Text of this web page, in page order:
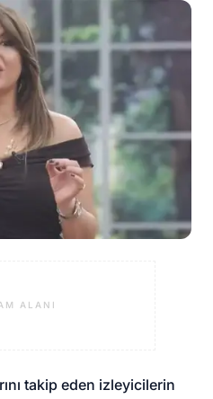
ALANI
takip eden izleyicilerin